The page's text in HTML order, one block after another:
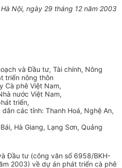
Hà Nội, ngày 29 tháng 12 năm 2003
và Đầu tư, Tài chính, Nông
triển nông thôn
Cà phê Việt Nam,
nước Việt Nam,
triển,
dân các tỉnh: Thanh Hoá, Nghệ An,
Hà Giang, Lạng Sơn, Quảng
Đầu tư (công văn số 6958/BKH-
2003) về dự án phát triển cà phê